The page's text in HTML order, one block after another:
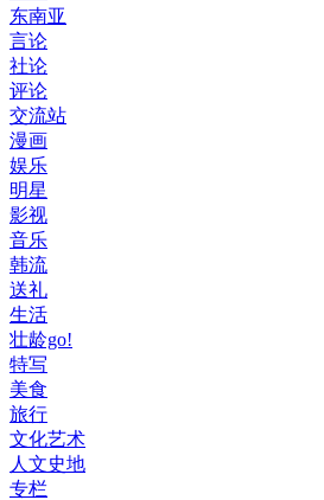
东南亚
言论
社论
评论
交流站
漫画
娱乐
明星
影视
音乐
韩流
送礼
生活
壮龄go!
特写
美食
旅行
文化艺术
人文史地
专栏